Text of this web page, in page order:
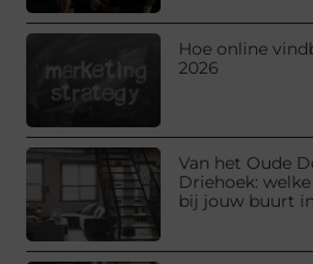
Hoe online
2026
Van het Oude
Driehoek:
bij jouw buurt